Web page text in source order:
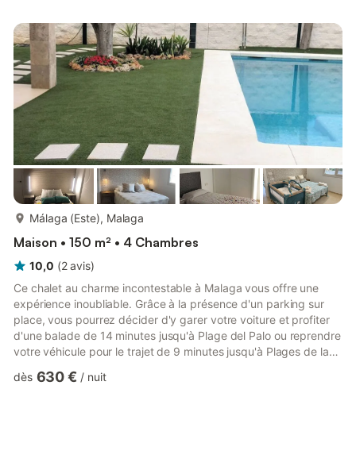
four, micro-ondes, plaque de cuisson, mixeur, cafetière,
cafetière, bouilloire, grille-pain et ustensiles de cuisine...
Málaga (Este), Malaga
Maison • 150 m² • 4 Chambres
10,0 (2 avis)
Ce chalet au charme incontestable à Malaga vous offre une
expérience inoubliable. Grâce à la présence d'un parking sur
place, vous pourrez décider d'y garer votre voiture et profiter
d'une balade de 14 minutes jusqu'à Plage del Palo ou reprendre
votre véhicule pour le trajet de 9 minutes jusqu'à Plages de la
découvrez un jardin où siroter un cocktail en toute tranquillité
dès 630 € / nuit